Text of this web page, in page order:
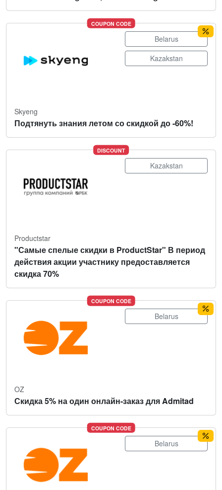
COUPON CODE
Belarus
Kazakstan
Skyeng
Подтянуть знания летом со скидкой до -60%!
DISCOUNT
Kazakstan
Productstar
"Самые спелые скидки в ProductStar" В период
действия акции участнику предоставляется
скидка 70%
COUPON CODE
Belarus
OZ
Скидка 5% на один онлайн-заказ для Admitad
COUPON CODE
Belarus